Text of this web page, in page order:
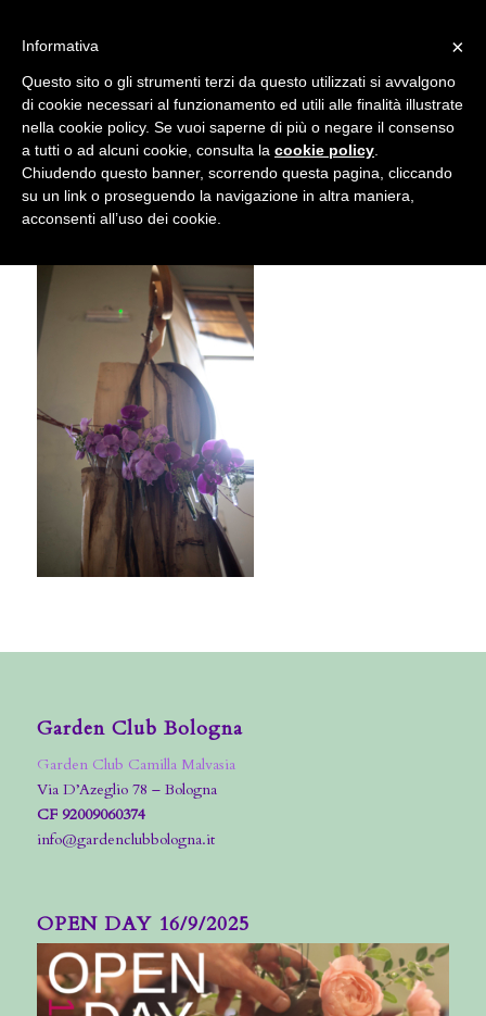
NIK_5882
Garden Club Bologna
Garden Club Camilla Malvasia
Via D’Azeglio 78 – Bologna
CF 92009060374
info@gardenclubbologna.it
OPEN DAY 16/9/2025
accetta l'uso dei cookies previsto nella pagina dedicata.
Fai clic per abilitare/disabilitare il tracciamento di
Google Analytics.
OK Privacy e cookie policy
×
Informativa
Questo sito o gli strumenti terzi da questo utilizzati si avvalgono
di cookie necessari al funzionamento ed utili alle finalità illustrate
nella cookie policy. Se vuoi saperne di più o negare il consenso
a tutti o ad alcuni cookie, consulta la cookie policy
Chiudendo questo banner, scorrendo questa pagina, cliccando
su un link o proseguendo la navigazione in altra maniera,
acconsenti all’uso dei cookie.